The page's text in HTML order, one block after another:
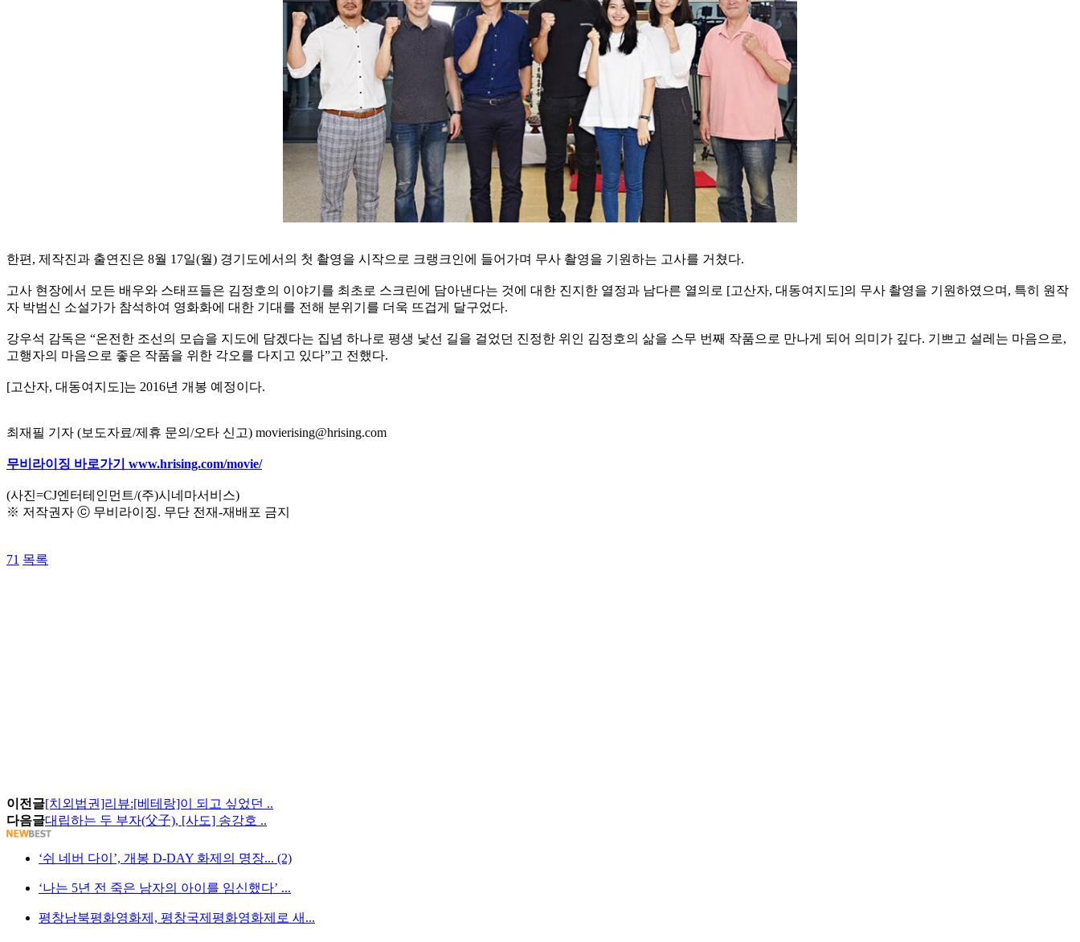
한편, 제작진과 출연진은 8월 17일(월) 경기도에서의 첫 촬영을 시작으로 크랭크인에 들어가며 무사 촬영을 기원하는 고사를 거쳤다.
고사 현장에서 모든 배우와 스태프들은 김정호의 이야기를 최초로 스크린에 담아낸다는 것에 대한 진지한 열정과 남다른 열의로 [고산자, 대동여지도]의 무사 촬영을 기원하였으며, 특히 원작
자 박범신 소설가가 참석하여 영화화에 대한 기대를 전해 분위기를 더욱 뜨겁게 달구었다.
강우석 감독은 “온전한 조선의 모습을 지도에 담겠다는 집념 하나로 평생 낯선 길을 걸었던 진정한 위인 김정호의 삶을 스무 번째 작품으로 만나게 되어 의미가 깊다. 기쁘고 설레는 마음으로,
고행자의 마음으로 좋은 작품을 위한 각오를 다지고 있다”고 전했다.
[고산자, 대동여지도]는 2016년 개봉 예정이다.
최재필 기자 (보도자료/제휴 문의/오타 신고) movierising@hrising.com
무비라이징 바로가기 www.hrising.com/movie/
(사진=CJ엔터테인먼트/(주)시네마서비스)
※ 저작권자 ⓒ 무비라이징. 무단 전재-재배포 금지
71 목록
이전글[치외법권]리뷰:[베테랑]이 되고 싶었던 ..
다음글대립하는 두 부자(父子), [사도] 송강호 ..
‘쉬 네버 다이’, 개봉 D-DAY 화제의 명장... (2)
‘나는 5년 전 죽은 남자의 아이를 임신했다’ ...
평창남북평화영화제, 평창국제평화영화제로 새...